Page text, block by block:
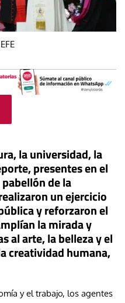
la universidad, la
presentes en el
de la
un ejercicio
y reforzaron el
la mirada y
al arte, la belleza y el
creatividad humana,
y el trabajo, los agentes